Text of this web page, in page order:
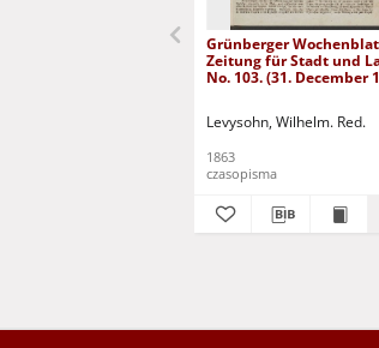
Grünberger
Zeitung für Stadt und
No. 103. (31. December
Levysohn, Wilhelm. Red.
1863
czasopisma